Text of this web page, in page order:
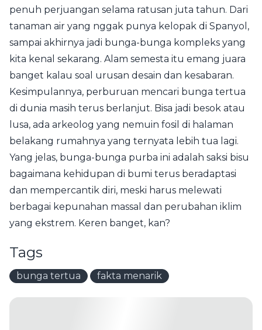
penuh perjuangan selama ratusan juta tahun. Dari
tanaman air yang nggak punya kelopak di Spanyol,
sampai akhirnya jadi bunga-bunga kompleks yang
kita kenal sekarang. Alam semesta itu emang juara
banget kalau soal urusan desain dan kesabaran.
Kesimpulannya, perburuan mencari bunga tertua
di dunia masih terus berlanjut. Bisa jadi besok atau
lusa, ada arkeolog yang nemuin fosil di halaman
belakang rumahnya yang ternyata lebih tua lagi.
Yang jelas, bunga-bunga purba ini adalah saksi bisu
bagaimana kehidupan di bumi terus beradaptasi
dan mempercantik diri, meski harus melewati
berbagai kepunahan massal dan perubahan iklim
yang ekstrem. Keren banget, kan?
Tags
bunga tertua fakta menarik